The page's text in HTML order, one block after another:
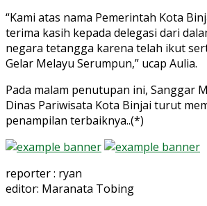
“Kami atas nama Pemerintah Kota
terima kasih kepada delegasi dari
negara tetangga karena telah ikut
Gelar Melayu Serumpun,” ucap Aulia.
Pada malam penutupan ini, Sanggar
Dinas Pariwisata Kota Binjai turut
penampilan terbaiknya..(*)
reporter : ryan
editor: Maranata Tobing